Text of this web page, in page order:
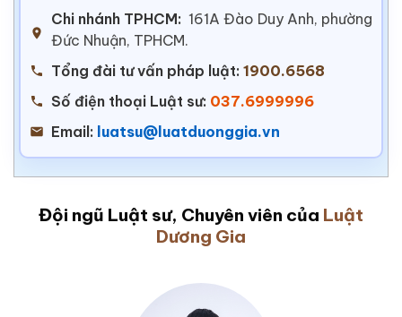
Chi nhánh TPHCM: 161A Đào Duy Anh, phường
Đức Nhuận, TPHCM.
Tổng đài tư vấn pháp luật: 1900.6568
Số điện thoại Luật sư: 037.6999996
Email: luatsu@luatduonggia.vn
Đội ngũ Luật sư, Chuyên viên của Luật
Dương Gia